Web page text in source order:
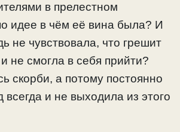
в прелестном
идее в чём её вина была? И
не чувствовала, что грешит
не смогла в себя прийти?
скорби, а потому постоянно
всегда и не выходила из этого